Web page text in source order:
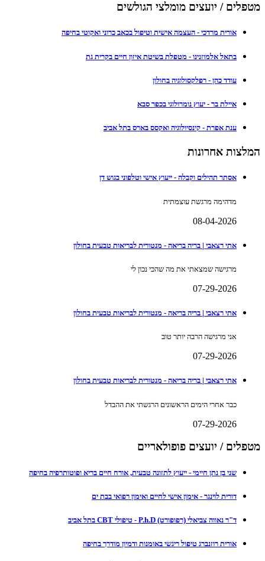
מטפלים / יועצים מומלצי הגולשים
אורית מרדכי - העצמה אישית וטיפול בכאב כרוני ואקוטי בחיפה
בתאל אלמוזנינו - מטפלת בשיטת איזון חיים בקרית גת
עודד כהן - רפלקסולוגיה בחולון
איילת בר - יעוץ נומרולוגי בכפר סבא
ענת אפרת - קינסיולוגיה ואקסס בארס בתל אביב
המלצות אחרונות
אסתר תהילים וקבלה - ייעוץ אישי וטלפוני בגוש דן
מדהימה מרגשת עוצמתית
08-04-2026
אתי רצאבי | בריה בריאה - מנטורית לבריאות טבעית בחולון
מרגישה שמצאתי את מה שהכי נכון לי
07-29-2026
אתי רצאבי | בריה בריאה - מנטורית לבריאות טבעית בחולון
אני מרגישה הרבה יותר טוב
07-29-2026
אתי רצאבי | בריה בריאה - מנטורית לבריאות טבעית בחולון
כבר אחרי הימים הראשונים הרגשתי את ההבדל
07-29-2026
מטפלים / יועצים פופולאריים
שני בן נתן חיימי - ייעוץ לתזונה טבעית, אורח חיים בריא ופוטותרפיה בחיפה
דורית לוינגר - אימון אישי לחיים ואימון רפואי בבת ים
ד"ר נאווה צביאלי (רפופורט) P.h.D - טיפולי CBT בתל אביב
אורית רוזנברג טיפול ריגשי באומנות ודמיון מודרך בחיפה